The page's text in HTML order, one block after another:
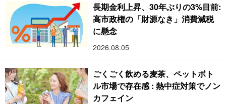
長期金利上昇、30年ぶりの3%目前:
高市政権の「財源なき」消費減税
に懸念
2026.08.05
ごくごく飲める麦茶、ペットボト
ル市場で存在感 : 熱中症対策でノン
カフェイン